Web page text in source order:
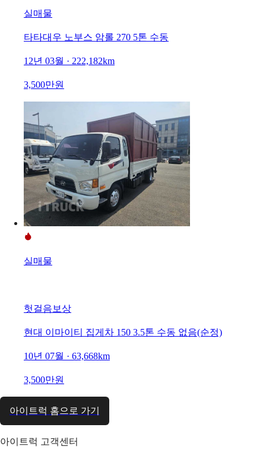
실매물
타타대우 노부스 암롤 270 5톤 수동
12년 03월 · 222,182km
3,500만원
실매물
헛걸음보상
현대 이마이티 집게차 150 3.5톤 수동 없음(순정)
10년 07월 · 63,668km
3,500만원
아이트럭 홈으로 가기
아이트럭 고객센터